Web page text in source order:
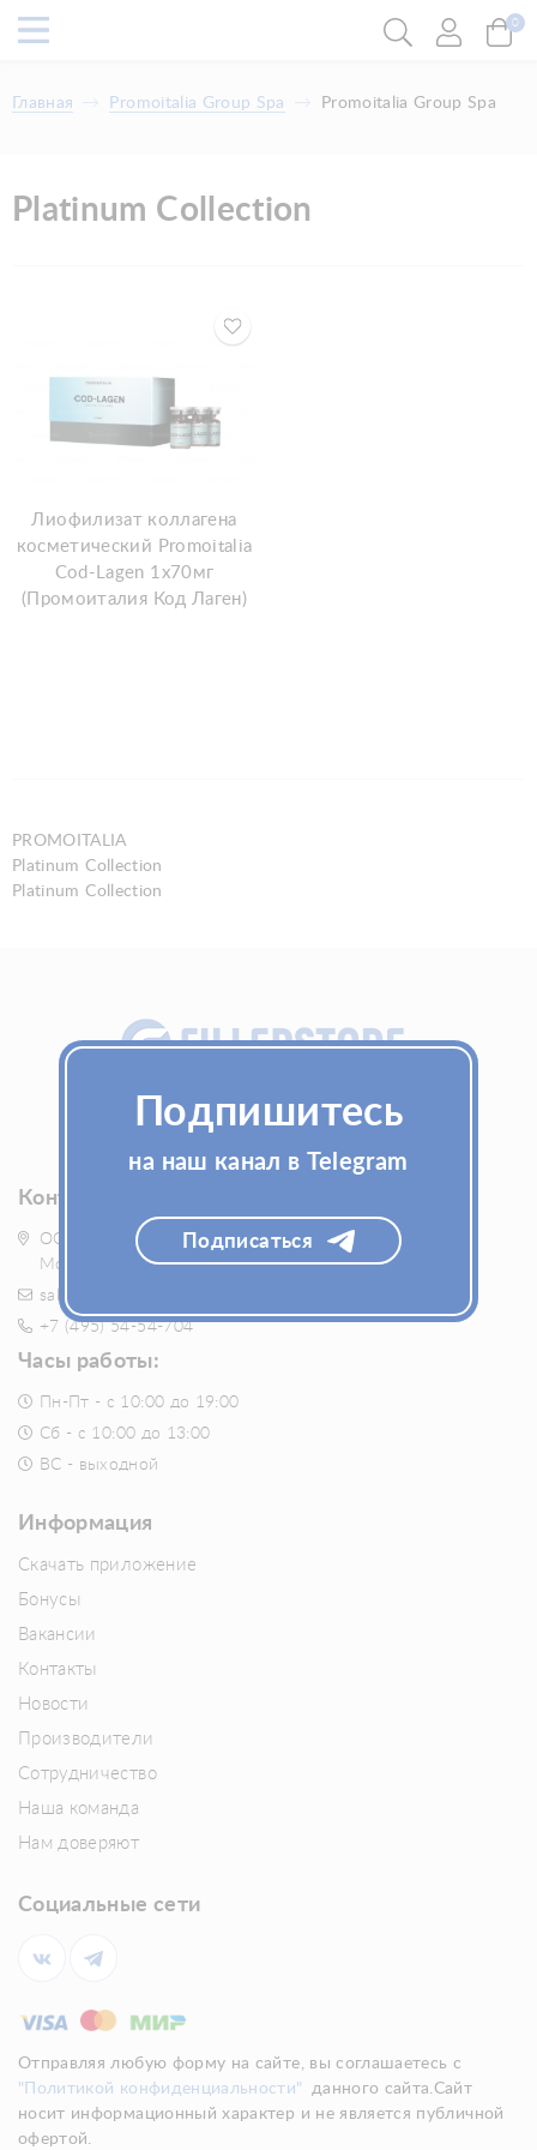
0
Главная Promoitalia Grоuр Spa Promoitalia Grоuр Spa
Platinum Collection
Лиофилизат коллагена
косметический Promoitalia
Cod-Lagen 1х70мг
(Промоиталия Код Лаген)
PROMOITALIA
Platinum Collection
Platinum Collection
Контакты
ООО "ГБ ТРЕЙД", ИНН 7727326079 115114, Россия,
Москва, Кожевнический проезд, дом 3
sales@fillerstore.ru
+7 (495) 54-54-704
Часы работы:
Пн-Пт - с 10:00 до 19:00
Сб - с 10:00 до 13:00
ВС - выходной
Информация
Скачать приложение
Бонусы
Вакансии
Контакты
Новости
Производители
Сотрудничество
Наша команда
Нам доверяют
Социальные сети
Отправляя любую форму на сайте, вы соглашаетесь с
"Политикой конфиденциальности"
данного сайта.Сайт
носит информационный характер и не является публичной
офертой.
Подпишитесь
на наш канал в Telegram
Подписаться